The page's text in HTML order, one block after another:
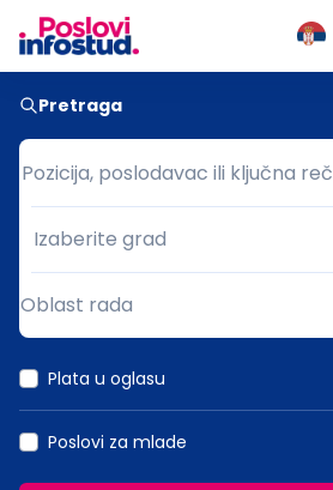
Pretraga
Pozicija, poslodavac ili ključna reč
Pozicija, poslodavac ili ključna reč
Grad
Izaberite grad
Oblast rada
Plata u oglasu
Poslovi za mlade